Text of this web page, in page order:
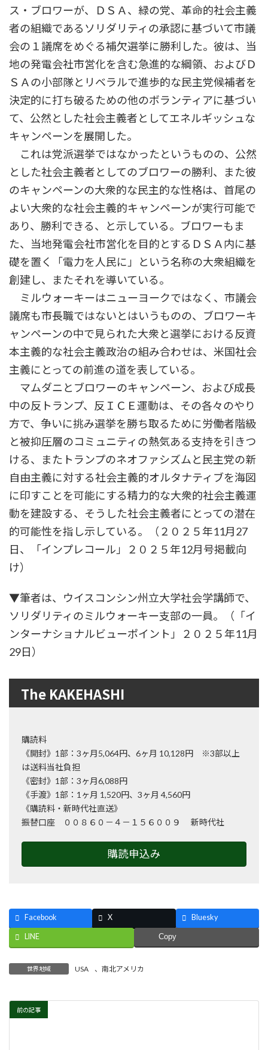
ス・ブロワーが、ＤＳＡ、緑の党、革命的社会主義
者の組織であるソリダリティの承認に基づいて市議
会の１議席をめぐる補欠選挙に勝利した。彼は、当
地の発電会社市営化を含む急進的な綱領、およびＤ
ＳＡの小部隊とリベラルで進歩的な民主党候補者を
決定的に打ち破るための他のボランティアに基づい
て、公然とした社会主義者としてエネルギッシュな
キャンペーンを展開した。
これは党派選挙ではなかったというものの、公然
とした社会主義者としてのブロワーの勝利、また彼
のキャンペーンの大衆的な民主的な性格は、首尾の
よい大衆的な社会主義的キャンペーンが実行可能で
あり、勝利できる、と示している。ブロワーもま
た、当地発電会社市営化を目的とするＤＳＡ内に基
礎を置く「電力を人民に」という名称の大衆組織を
創建し、またそれを導いている。
ミルウォーキーはニューヨークではなく、市議会
議席も市長職ではないとはいうものの、ブロワーキ
ャンペーンの中で見られた大衆と選挙における反資
本主義的な社会主義政治の組み合わせは、米国社会
主義にとっての前進の道を表している。
マムダニとブロワーのキャンペーン、および成長
中の反トランプ、反ＩＣＥ運動は、その各々のやり
方で、争いに挑み選挙を勝ち取るために労働者階級
と被抑圧層のコミュニティの熱気ある支持を引きつ
ける、またトランプのネオファシズムと民主党の新
自由主義に対する社会主義的オルタナティブを海図
に印すことを可能にする精力的な大衆的社会主義運
動を建設する、そうした社会主義者にとっての潜在
的可能性を指し示している。（２０２５年11月27
日、「インプレコール」２０２５年12月号掲載向
け）
▼筆者は、ウイスコンシン州立大学社会学講師で、
ソリダリティのミルウォーキー支部の一員。（「イ
ンターナショナルビューポイント」２０２５年11月
29日）
The KAKEHASHI
購読料
《開封》1部：3ヶ月5,064円、6ヶ月 10,128円 ※3部以上
は送料当社負担
《密封》1部：3ヶ月6,088円
《手渡》1部：1ヶ月 1,520円、3ヶ月 4,560円
《購読料・新時代社直送》
振替口座 ００８６０－４－１５６００９ 新時代社
購読申込み
Facebook X Bluesky
LINE Copy
世界地域 USA 、 南北アメリカ
前の記事